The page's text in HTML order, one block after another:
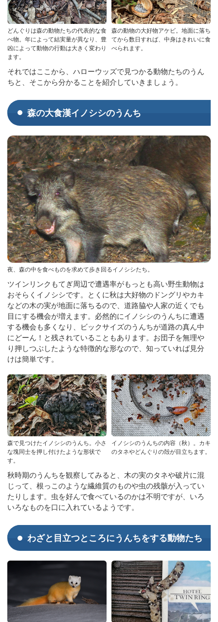
どんぐりは森の動物たちの代表的な食
べ物。年によって結実量が異なり、豊
凶によって動物の行動は大きく変わり
ます。
森の動物の大好物アケビ。地面に落ち
てから数日すれば、中身はきれいに食
べられます。
それではここから、ハローウッズで見つかる動物たちのうん
ちと、そこから分かることを紹介していきましょう。
森の大食漢イノシシのうんち
夜、森の中を食べものを求めて歩き回るイノシシたち。
ツインリンクもてぎ周辺で遭遇率がもっとも高い野生動物は
おそらくイノシシです。とくに秋は大好物のドングリやカキ
などの木の実が地面に落ちるので、道路脇や人家の近くでも
目にする機会が増えます。必然的にイノシシのうんちに遭遇
する機会も多くなり、ビックサイズのうんちが道路の真ん中
にどーん！と残されていることもあります。お団子を無理や
り押しつぶしたような特徴的な形なので、知っていれば見分
けは簡単です。
森で見つけたイノシシのうんち。小さ
な塊同士を押し付けたような形状で
す。
イノシシのうんちの内容（秋）。カキ
のタネやどんぐりの殻が目立ちます。
秋時期のうんちを観察してみると、木の実のタネや破片に混
じって、根っこのような繊維質のものや虫の残骸が入ってい
たりします。虫を好んで食べているのかは不明ですが、いろ
いろなものを口に入れているようです。
わざと目立つところにうんちをする動物たち